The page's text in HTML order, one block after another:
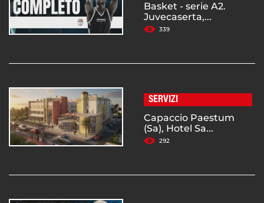
Basket - serie A2.
Juvecaserta,...
339
SERVIZI
Capaccio Paestum
(Sa), Hotel Sa...
292